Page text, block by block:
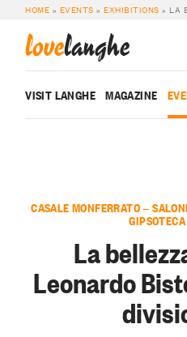
HOME » EVENTS »EXHIBITIONS » LA
lovelanghe
VISIT LANGHE MAGAZINE
CASALE MONFERRATO —
La
Leonardo